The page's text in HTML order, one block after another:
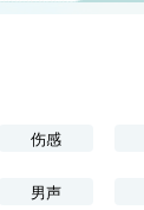
伤感
男声